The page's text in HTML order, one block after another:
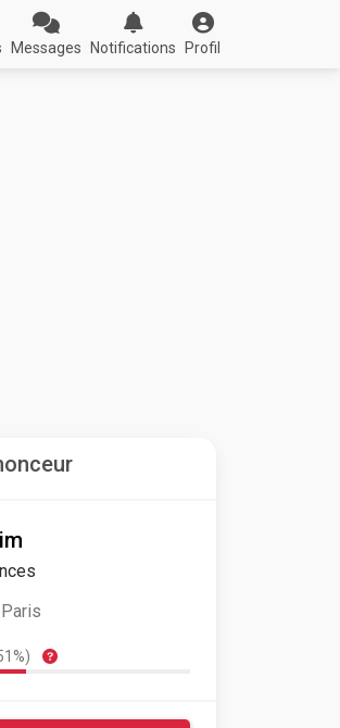
Messages Notifications Profil